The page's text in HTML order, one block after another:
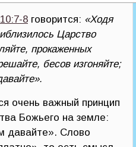
8 говорится: «Ходя
Царство
прокаженных
бесов изгоняйте;
очень важный принцип
Божьего на земле:
давайте». Слово